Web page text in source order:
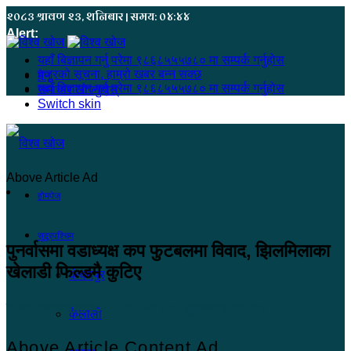
२०८३ श्रावण २३, शनिबार | समय: ०४:४४
Alert:
यहाँ बिज्ञापन गर्नु परेमा ९८६८५५५७८० मा सम्पर्क गर्नुहोस
हजुरको सूचना, हाम्रो खबर बन्न सक्छ
यहाँ बिज्ञापन गर्नु परेमा ९८६८५५५७८० मा सम्पर्क गर्नुहोस
मेनू
समाचार खोज्नुहोस्
Switch skin
होमपेज
सुदूरपश्चिम
कंचनपुर
कैलाली
Above Article Ad
पुनर्वासमा वडाध्यक्ष कप फुटबलमा विवाद, झिलमिलाका
खेलाडी फिल्डमै कुटिए
खोज सम्बाददाता२०८१ कार्तिक ३०, शुक्रबार ०७:३०